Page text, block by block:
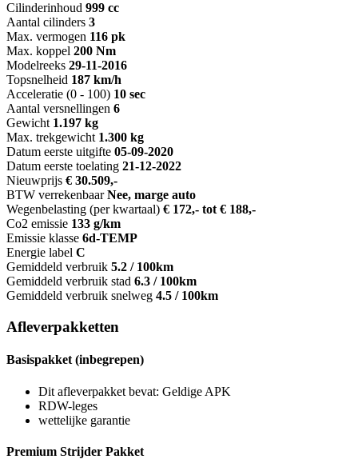
Cilinderinhoud 999 cc
Aantal cilinders 3
Max. vermogen 116 pk
Max. koppel 200 Nm
Modelreeks 29-11-2016
Topsnelheid 187 km/h
Acceleratie (0 - 100) 10 sec
Aantal versnellingen 6
Gewicht 1.197 kg
Max. trekgewicht 1.300 kg
Datum eerste uitgifte 05-09-2020
Datum eerste toelating 21-12-2022
Nieuwprijs € 30.509,-
BTW verrekenbaar Nee, marge auto
Wegenbelasting (per kwartaal) € 172,- tot € 188,-
Co2 emissie 133 g/km
Emissie klasse 6d-TEMP
Energie label C
Gemiddeld verbruik 5.2 / 100km
Gemiddeld verbruik stad 6.3 / 100km
Gemiddeld verbruik snelweg 4.5 / 100km
Afleverpakketten
Basispakket (inbegrepen)
Dit afleverpakket bevat: Geldige APK
RDW-leges
wettelijke garantie
Premium Strijder Pakket